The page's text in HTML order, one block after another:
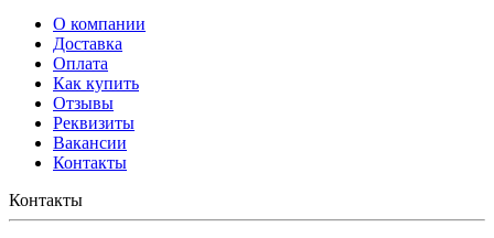
О компании
Доставка
Оплата
Как купить
Отзывы
Реквизиты
Вакансии
Контакты
Контакты